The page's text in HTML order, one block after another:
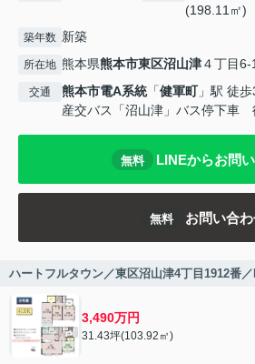
(198.11㎡)
築年数 新築
所在地 熊本県熊本市東区沼山津４丁目6-
交通 熊本市電A系統「健軍町」駅 徒
産交バス「沼山津」バス停下車
無料 LINEからお問
無料 お問い合
ハートフルタウン／東区沼山津4丁目1912番
3,490万円
31.43坪(103.92㎡)